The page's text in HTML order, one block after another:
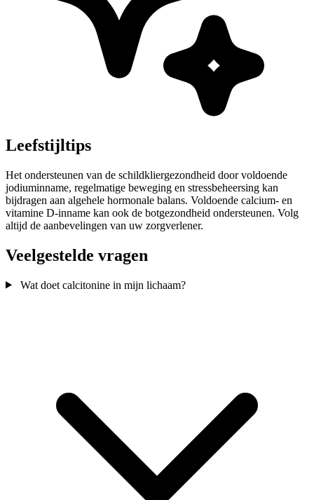
Leefstijltips
Het ondersteunen van de schildkliergezondheid door voldoende
jodiuminname, regelmatige beweging en stressbeheersing kan
bijdragen aan algehele hormonale balans. Voldoende calcium- en
vitamine D-inname kan ook de botgezondheid ondersteunen. Volg
altijd de aanbevelingen van uw zorgverlener.
Veelgestelde vragen
Wat doet calcitonine in mijn lichaam?